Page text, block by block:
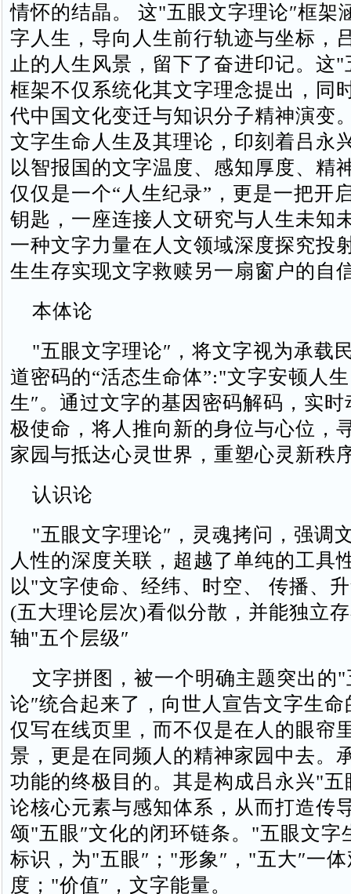
情怀的结晶。‌‌ 这"五眼文字理论″框架
字人生，导向人生前行轨迹与坐标，
止的人生风景，留下了奋进印记。这"
框架不仅系统化其文字理念提出，同
代中国文化变迁与知识分子精神演变
文字生命人生及其理论，印刻着吕永
以智报国的文字温度、感知厚度、精
仅仅是一个“人生纪录”，更是一把开
钥匙，一座连接人文研究与人生未知
一种文字力量在人文领域深度探究投
生生存实现文字救赎另一扇窗户的自
本体论
"五眼文字理论″，将文字视为承载
道密码的“活态生命体”‌:"文字安顿人
生″。通过文字的基因密码解码，实
极使命，将人推向新的身位与心位，
家园与抵达心灵世界，重塑心灵新秩
认识论
"五眼文字理论″，灵魂拷问，强调
人性的深度关联，超越了单纯的工具
以"文字使命、经纬、时空、 传播、
(五大理论层次)看似分散，并能独立
轴"五个层级″
文字拼图，被一个明确主题突出的"
论″统合起来了，向世人宣告文字生
仅写在线页里，而不仅是在人的眼帘
景，更是在同频人的精神家园中去。
功能的终极目的。其是构成吕永兴"五
论核心元素与感知体系，从而打造传
颂"五眼″文化的闭环链条。"五眼文字
标识，为"五眼″；"形象″，"五大″一
度；"价值″，文字能量。